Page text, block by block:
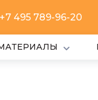
+7 495 789-96-20